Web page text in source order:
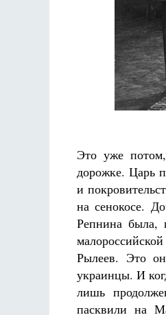
Это уже
дорожке. Царь
и
на сенокосе.
Репнина была,
Рылеев. Это
украинцы. И
лишь
пасквили на